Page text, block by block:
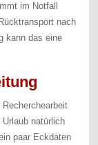
im Notfall
nach
kann das eine
natürlich
paar Eckdaten